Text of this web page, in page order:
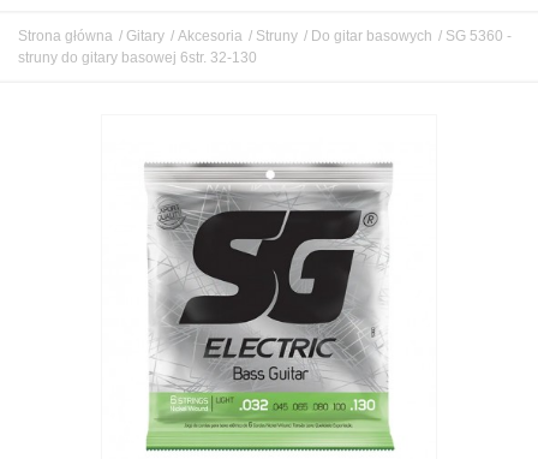
DĘTE
Strona główna / Gitary / Akcesoria / Struny / Do gitar basowych / SG 5360 -
struny do gitary basowej 6str. 32-130